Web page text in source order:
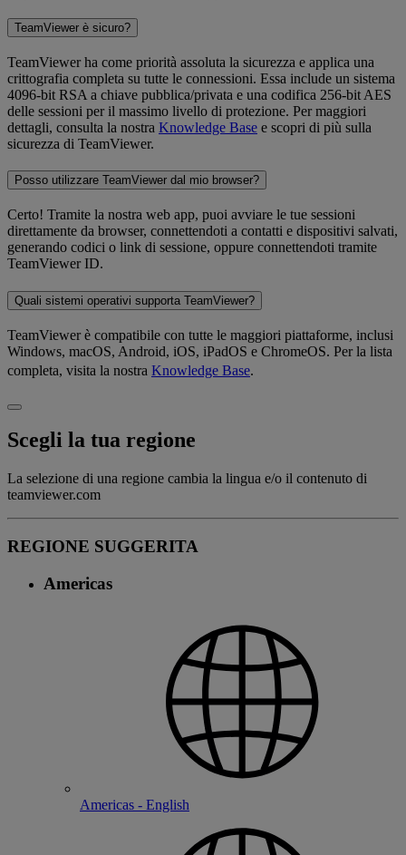
TeamViewer è sicuro?
TeamViewer ha come priorità assoluta la sicurezza e applica una
crittografia completa su tutte le connessioni. Essa include un sistema
4096-bit RSA a chiave pubblica/privata e una codifica 256-bit AES
delle sessioni per il massimo livello di protezione. Per maggiori
dettagli, consulta la nostra Knowledge Base e scopri di più sulla
sicurezza di TeamViewer.
Posso utilizzare TeamViewer dal mio browser?
Certo! Tramite la nostra web app, puoi avviare le tue sessioni
direttamente da browser, connettendoti a contatti e dispositivi salvati,
generando codici o link di sessione, oppure connettendoti tramite
TeamViewer ID.
Quali sistemi operativi supporta TeamViewer?
TeamViewer è compatibile con tutte le maggiori piattaforme, inclusi
Windows, macOS, Android, iOS, iPadOS e ChromeOS. Per la lista
completa, visita la nostra Knowledge Base.
Scegli la tua regione
La selezione di una regione cambia la lingua e/o il contenuto di
teamviewer.com
REGIONE SUGGERITA
Americas
Americas - English